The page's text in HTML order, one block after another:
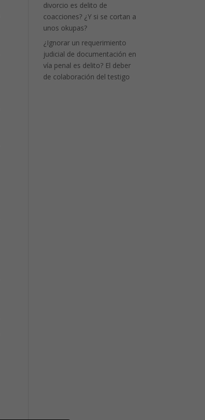
divorcio es delito de
coacciones? ¿Y si se cortan a
unos okupas?
¿Ignorar un requerimiento
judicial de documentación en
vía penal es delito? El deber
de colaboración del testigo